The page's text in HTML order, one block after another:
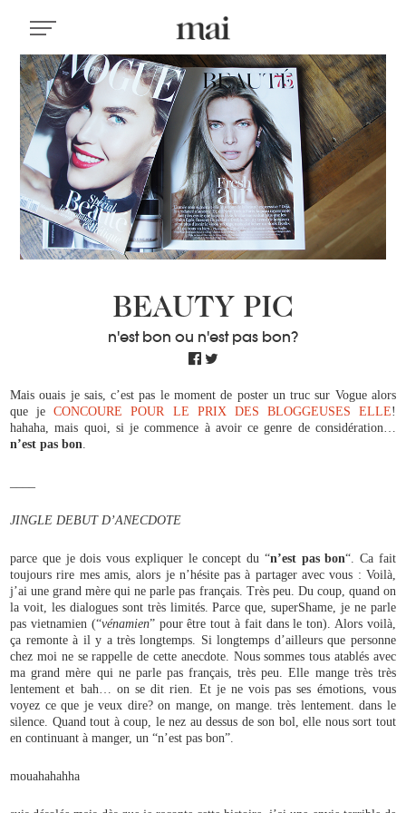
BEAUTY PIC
n'est bon ou n'est pas bon?
Mais ouais je sais, c’est pas le moment de poster un truc sur Vogue alors
que jeCONCOURE POUR LE PRIX DES BLOGGEUSES ELLE!
hahaha, mais quoi, si je commence à avoir ce genre de considération…
n’est pas bon.
JINGLE DEBUT D’ANECDOTE
parce que je dois vous expliquer le concept du “n’est pas bon“. Ca fait
toujours rire mes amis, alors je n’hésite pas à partager avec vous : Voilà,
j’ai une grand mère qui ne parle pas français. Très peu. Du coup, quand on
la voit, les dialogues sont très limités. Parce que, superShame, je ne parle
pas vietnamien (“vénamien” pour être tout à fait dans le ton). Alors voilà,
ça remonte à il y a très longtemps. Si longtemps d’ailleurs que personne
chez moi ne se rappelle de cette anecdote. Nous sommes tous atablés avec
ma grand mère qui ne parle pas français, très peu. Elle mange très très
lentement et bah… on se dit rien. Et je ne vois pas ses émotions, vous
voyez ce que je veux dire? on mange, on mange. très lentement. dans le
silence. Quand tout à coup, le nez au dessus de son bol, elle nous sort tout
en continuant à manger, un “n’est pas bon”.
mouahahahha